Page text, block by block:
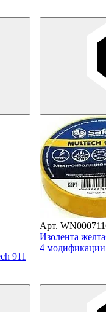
911
Арт.
Изолента
4 модификации